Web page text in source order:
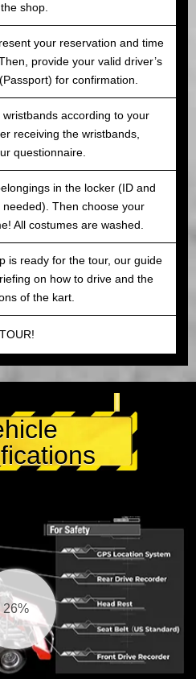
shop.
your reservation and time
provide your valid driver’s
for confirmation.
wristbands according to your
receiving the wristbands,
questionnaire.
in the locker (ID and
needed). Then choose your
All costumes are washed.
is ready for the tour, our guide
on how to drive and the
of the kart.
27%